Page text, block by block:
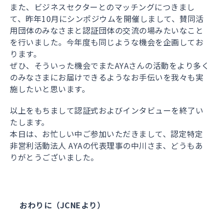
また、ビジネスセクターとのマッチングにつきまし
て、昨年10月にシンポジウムを開催しまして、賛同活
用団体のみなさまと認証団体の交流の場みたいなこと
を行いました。今年度も同じような機会を企画してお
ります。
ぜひ、そういった機会でまたAYAさんの活動をより多く
のみなさまにお届けできるようなお手伝いを我々も実
施したいと思います。
以上をもちまして認証式およびインタビューを終了い
たします。
本日は、お忙しい中ご参加いただきまして、認定特定
非営利活動法人 AYAの代表理事の中川さま、どうもあ
りがとうございました。
おわりに（JCNEより）